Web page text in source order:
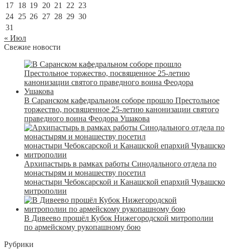
17 18 19 20 21 22 23
24 25 26 27 28 29 30
31
« Июл
Свежие новости
В Саранском кафедральном соборе прошло Престольное
торжество, посвященное 25-летию канонизации святого
праведного воина Феодора Ушакова
Архипастырь в рамках работы Синодального отдела по
монастырям и монашеству посетил
монастыри Чебоксарской и Канашской епархий
митрополии
В Дивеево прошёл Кубок Нижегородской митрополии
по армейскому рукопашному бою
Рубрики